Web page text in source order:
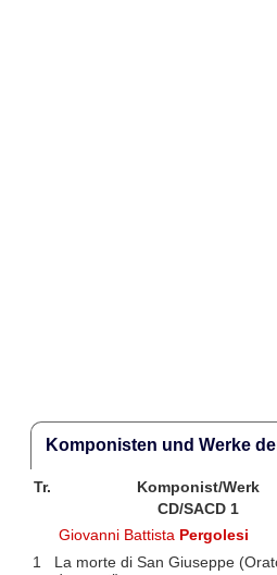
Komponisten und Werke
Tr. Komponist/Werk
CD/SACD 1
Giovanni Battista Pergolesi
1
La morte di San Giuseppe